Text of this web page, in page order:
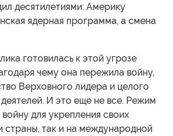
десятилетиями: Америку
ядерная программа, а смена
готовилась к этой угрозе
чему она пережила войну,
Верховного лидера и целого
И это еще не все. Режим
для укрепления своих
страны, так и на международной